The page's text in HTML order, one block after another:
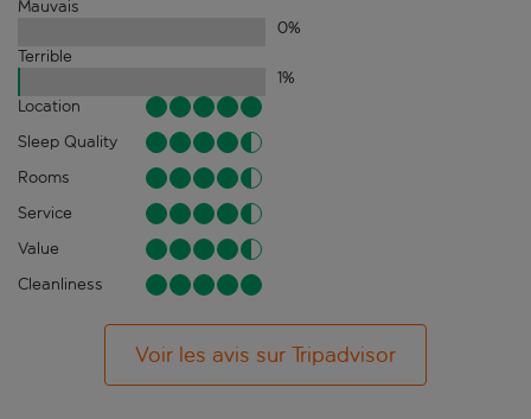
Mauvais
0%
Terrible
1%
Location
Sleep Quality
Rooms
Service
Value
Cleanliness
Voir les avis sur Tripadvisor